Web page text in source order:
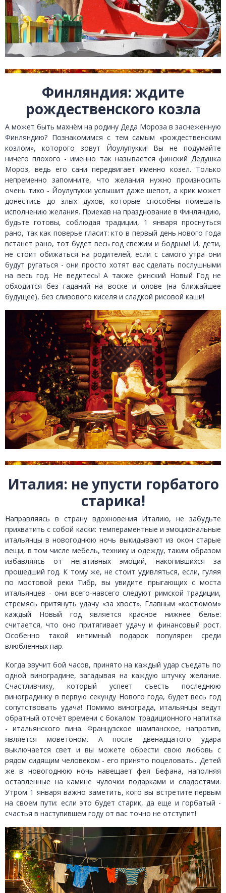
Финляндия: ждите
рождественского козла
А может быть махнём на родину Деда Мороза в заснеженную
Финляндию? Познакомимся с тем самым «рождественским
козлом», которого зовут Йоулупукки! Вы не подумайте
ничего плохого - именно так называется финский Дедушка
Мороз, ведь его сани передвигает именно козел. Только
непременно запомните, что желания нужно произносить
очень тихо - Йоулупукки услышит даже шепот, а крик может
донестись до злых духов, которые способны помешать
исполнению желания. Приехав на празднование в Финляндию,
будьте готовы, соблюдая традиции, 1 января проснуться
рано, так как поверье гласит: кто в первый день нового года
встанет рано, тот будет весь год свежим и бодрым! И, дети,
не стоит обижаться на родителей, если с самого утра они
будут ругаться - они просто хотят вас сделать послушными
на весь год. Не ведитесь! А также финский Новый Год не
обходится без гаданий на воске и олове (на ближайшее
будущее), без сливового киселя и сладкой рисовой каши!
Италия: не упусти горбатого
старика!
Направляясь в страну вдохновения Италию, не забудьте
прихватить с собой каски: темпераментные и эмоциональные
итальянцы в новогоднюю ночь выкидывают из окон старые
вещи, в том числе мебель, технику и одежду, таким образом
избавляясь от негативных эмоций, накопившихся за
прошедший год. К тому же, не стоит удивляться, если, гуляя
по мостовой реки Тибр, вы увидите прыгающих с моста
итальянцев - они всего-навсего следуют римской традиции,
стремясь притянуть удачу «за хвост». Главным «костюмом»
каждый Новый год является красное нижнее белье:
считается, что оно притягивает удачу и финансовый рост.
Особенно такой интимный подарок популярен среди
влюбленных пар.
Когда звучит бой часов, принято на каждый удар съедать по
одной виноградине, загадывая на каждую штучку желание.
Счастливчику, который успеет съесть последнюю
виноградинку в первую секунду Нового года, будет весь год
сопутствовать удача! Помимо винограда, итальянцы ведут
обратный отсчёт времени с бокалом традиционного напитка
- итальянского вина. Французское шампанское, напротив,
является моветоном. А после двенадцатого удара
выключается свет и вы можете обрести свою любовь с
рядом сидящим человеком - его принято поцеловать... Детей
же в новогоднюю ночь навещает фея Бефана, наполняя
оставленные на камине чулочки подарками и сладостями.
Утром 1 января важно заметить, кого вы встретите первым
на своем пути: если это будет старик, да еще и горбатый -
счастья в наступившем году от вас точно не отступит!